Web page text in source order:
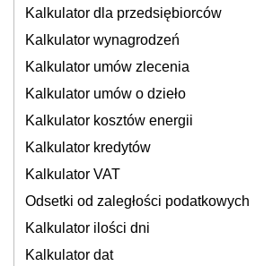
Kalkulator dla przedsiębiorców
Kalkulator wynagrodzeń
Kalkulator umów zlecenia
Kalkulator umów o dzieło
Kalkulator kosztów energii
Kalkulator kredytów
Kalkulator VAT
Odsetki od zaległości podatkowych
Kalkulator ilości dni
Kalkulator dat